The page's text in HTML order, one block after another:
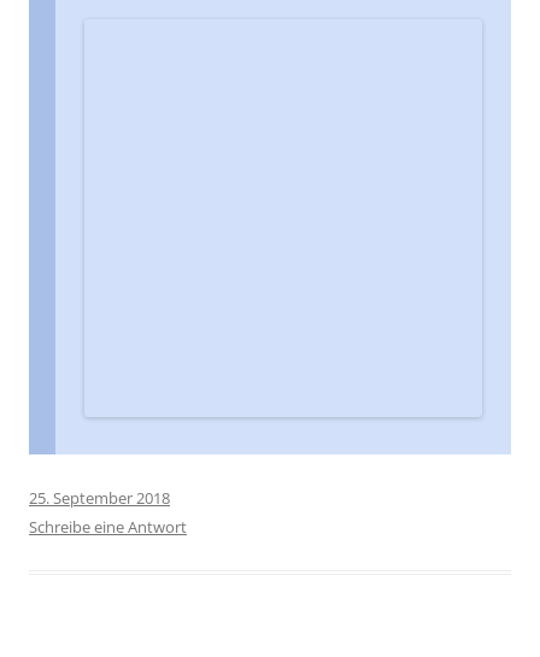
25. September 2018
Schreibe eine Antwort